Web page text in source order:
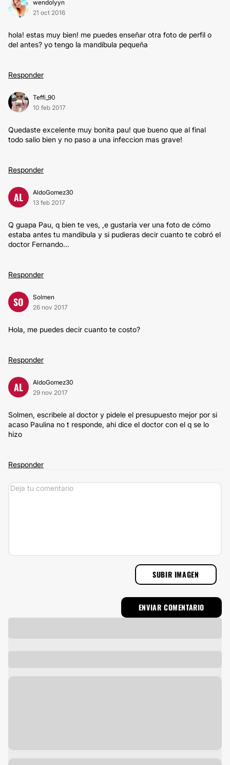
wendolyyn
21 oct 2016
hola! estas muy bien! me puedes enseñar otra foto de perfil o
del antes? yo tengo la mandíbula pequeña
Responder
Teffi_90
10 feb 2017
Quedaste excelente muy bonita pau! que bueno que al final
todo salio bien y no paso a una infeccion mas grave!
Responder
AL
AldoGomez30
13 feb 2017
Q guapa Pau, q bien te ves, ,e gustaría ver una foto de cómo
estaba antes tu mandibula y si pudieras decir cuanto te cobró el
doctor Fernando...
Responder
SO
Solmen
26 nov 2017
Hola, me puedes decir cuanto te costo?
Responder
AL
AldoGomez30
29 nov 2017
Solmen, escribele al doctor y pidele el presupuesto mejor por si
acaso Paulina no t responde, ahi dice el doctor con el q se lo
hizo
Responder
SUBIR IMAGEN